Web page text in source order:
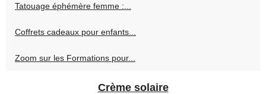
Tatouage éphémère femme :...
Coffrets cadeaux pour enfants...
Zoom sur les Formations pour...
Crème solaire